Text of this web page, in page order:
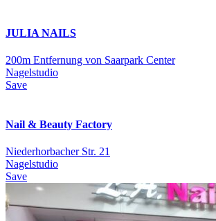
JULIA NAILS
200m Entfernung von Saarpark Center
Nagelstudio
Save
Nail & Beauty Factory
Niederhorbacher Str. 21
Nagelstudio
Save